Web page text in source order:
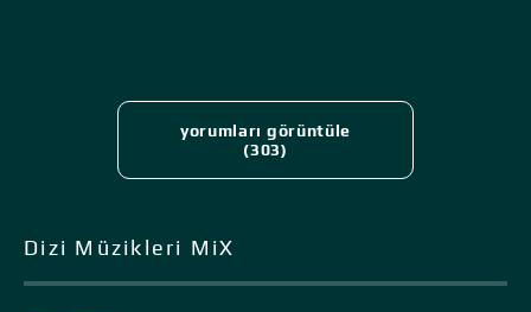
yorumları görüntüle
(303)
Dizi Müzikleri MiX